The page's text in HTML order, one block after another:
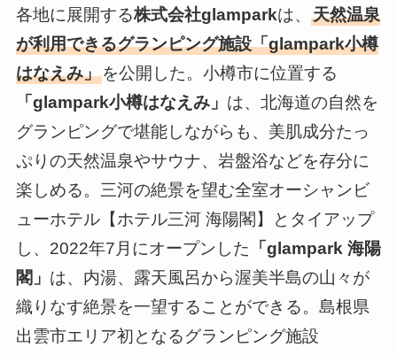
各地に展開する株式会社glamparkは、 天然温泉
が利用できるグランピング施設「glampark小樽
はなえみ」を公開した。小樽市に位置する
「glampark小樽はなえみ」 は、北海道の自然を
グランピングで堪能しながらも、美肌成分たっ
ぷりの天然温泉やサウナ、岩盤浴などを存分に
楽しめる。三河の絶景を望む全室オーシャンビ
ューホテル【ホテル三河 海陽閣】とタイアップ
し、2022年7月にオープンした 「glampark 海陽
閣」 は、内湯、露天風呂から渥美半島の山々が
織りなす絶景を一望することができる。島根県
出雲市エリア初となるグランピング施設